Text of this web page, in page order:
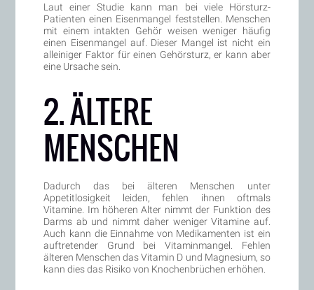
Laut einer Studie kann man bei viele Hörsturz-
Patienten einen Eisenmangel feststellen. Menschen
mit einem intakten Gehör weisen weniger häufig
einen Eisenmangel auf. Dieser Mangel ist nicht ein
alleiniger Faktor für einen Gehörsturz, er kann aber
eine Ursache sein.
2. ÄLTERE
MENSCHEN
Dadurch das bei älteren Menschen unter
Appetitlosigkeit leiden, fehlen ihnen oftmals
Vitamine. Im höheren Alter nimmt der Funktion des
Darms ab und nimmt daher weniger Vitamine auf.
Auch kann die Einnahme von Medikamenten ist ein
auftretender Grund bei Vitaminmangel. Fehlen
älteren Menschen das Vitamin D und Magnesium, so
kann dies das Risiko von Knochenbrüchen erhöhen.